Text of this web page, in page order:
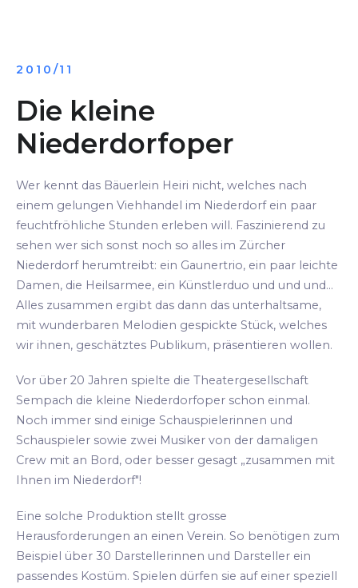
2010/11
Die kleine
Niederdorfoper
Wer kennt das Bäuerlein Heiri nicht, welches nach
einem gelungen Viehhandel im Niederdorf ein paar
feuchtfröhliche Stunden erleben will. Faszinierend zu
sehen wer sich sonst noch so alles im Zürcher
Niederdorf herumtreibt: ein Gaunertrio, ein paar leichte
Damen, die Heilsarmee, ein Künstlerduo und und und...
Alles zusammen ergibt das dann das unterhaltsame,
mit wunderbaren Melodien gespickte Stück, welches
wir ihnen, geschätztes Publikum, präsentieren wollen.
Vor über 20 Jahren spielte die Theatergesellschaft
Sempach die kleine Niederdorfoper schon einmal.
Noch immer sind einige Schauspielerinnen und
Schauspieler sowie zwei Musiker von der damaligen
Crew mit an Bord, oder besser gesagt „zusammen mit
Ihnen im Niederdorf"!
Eine solche Produktion stellt grosse
Herausforderungen an einen Verein. So benötigen zum
Beispiel über 30 Darstellerinnen und Darsteller ein
passendes Kostüm. Spielen dürfen sie auf einer speziell